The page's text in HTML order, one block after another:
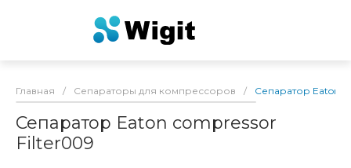
Главная / Сепараторы для компрессоров / Сепаратор Eaton
Сепаратор Eaton compressor
Filter009